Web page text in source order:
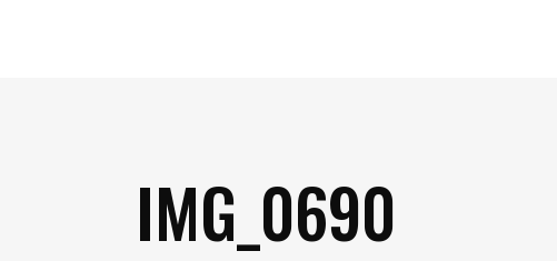
IMG_0690